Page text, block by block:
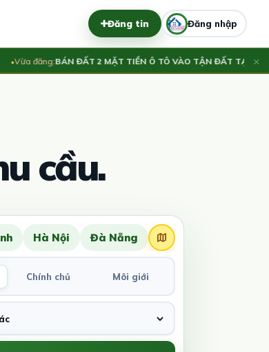
Đăng tin Đăng nhập
đăng:BÁN ĐẤT 2 MẶT TIỀN Ô TÔ VÀO TẬN ĐẤT TẠI THỊ ×
cầu.
Hà Nội Đà Nẵng
Chính chủ Môi giới